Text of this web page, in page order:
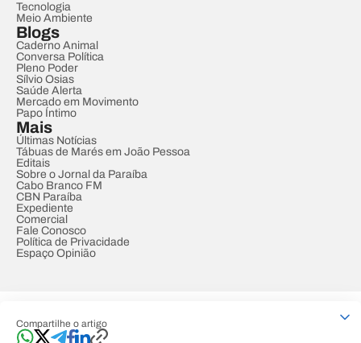
Compartilhe o artigo
Tecnologia
Meio Ambiente
Blogs
Caderno Animal
Conversa Política
Pleno Poder
Sílvio Osias
Saúde Alerta
Mercado em Movimento
Papo Íntimo
Mais
Últimas Notícias
Tábuas de Marés em João Pessoa
Editais
Sobre o Jornal da Paraíba
Cabo Branco FM
CBN Paraíba
Expediente
Comercial
Fale Conosco
Política de Privacidade
Espaço Opinião